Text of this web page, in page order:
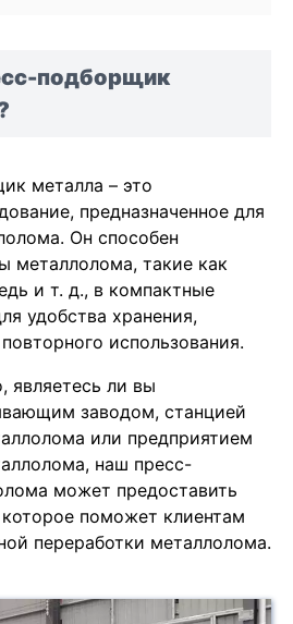
подборщик
металла – это
предназначенное для
Он способен
металлолома, такие как
и т. д., в компактные
удобства хранения,
использования.
являетесь ли вы
заводом, станцией
или предприятием
наш пресс-
может предоставить
поможет клиентам
переработки металлолома.